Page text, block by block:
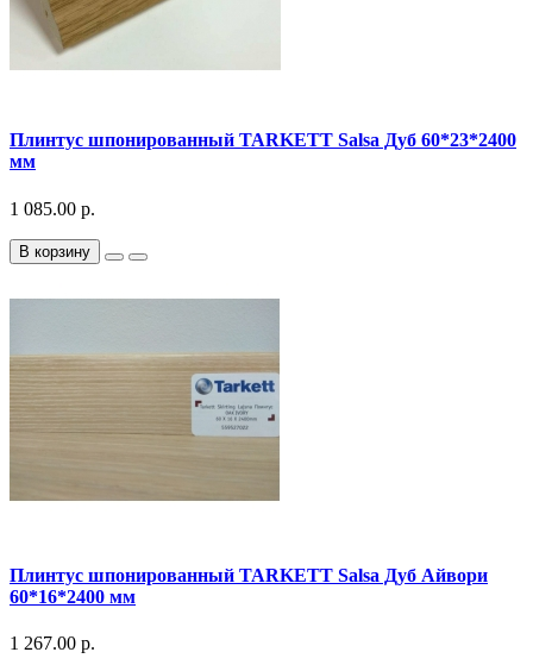
Плинтус шпонированный TARKETT Salsa Дуб 60*23*2400
мм
1 085.00 р.
В корзину
Плинтус шпонированный TARKETT Salsa Дуб Айвори
60*16*2400 мм
1 267.00 р.